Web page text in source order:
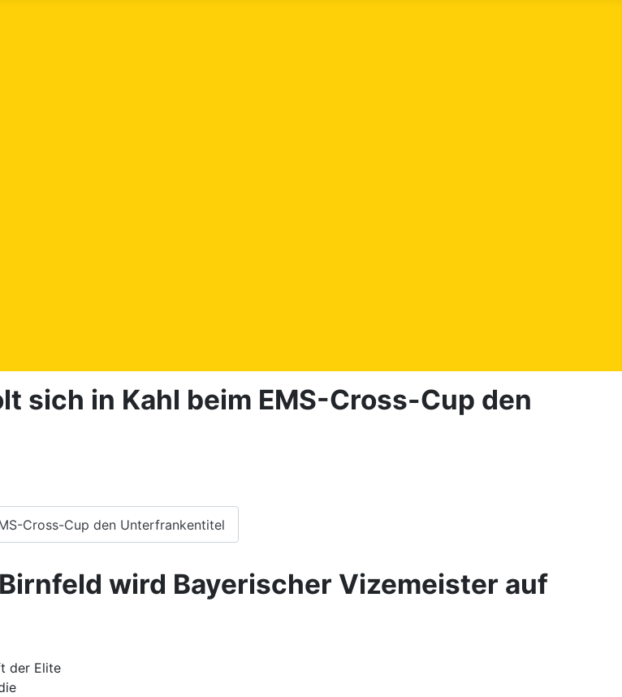
sich in Kahl beim EMS-Cross-Cup den
Cross-Cup den Unterfrankentitel
wird Bayerischer Vizemeister auf
der Elite